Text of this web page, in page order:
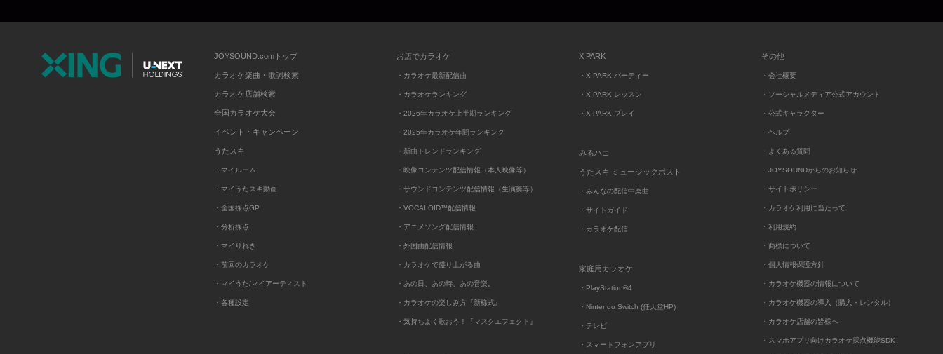
JOYSOUND.comトップ
カラオケ楽曲・歌詞検索
カラオケ店舗検索
全国カラオケ大会
イベント・キャンペーン
うたスキ
・マイルーム
・マイうたスキ動画
・全国採点GP
・分析採点
・マイりれき
・前回のカラオケ
・マイうた/マイアーティスト
・各種設定
お店でカラオケ
・カラオケ最新配信曲
・カラオケランキング
・2026年カラオケ上半期ランキング
・2025年カラオケ年間ランキング
・新曲トレンドランキング
・映像コンテンツ配信情報（本人映像等）
・サウンドコンテンツ配信情報（生演奏等）
・VOCALOID™配信情報
・アニメソング配信情報
・外国曲配信情報
・カラオケで盛り上がる曲
・あの日、あの時、あの音楽。
・カラオケの楽しみ方『新様式』
・気持ちよく歌おう！『マスクエフェクト』
X PARK
・X PARK パーティー
・X PARK レッスン
・X PARK プレイ
みるハコ
うたスキ ミュージックポスト
・みんなの配信中楽曲
・サイトガイド
・カラオケ配信
家庭用カラオケ
・PlayStation®4
・Nintendo Switch (任天堂HP)
・テレビ
・スマートフォンアプリ
その他
・会社概要
・ソーシャルメディア公式アカウント
・公式キャラクター
・ヘルプ
・よくある質問
・JOYSOUNDからのお知らせ
・サイトポリシー
・カラオケ利用に当たって
・利用規約
・商標について
・個人情報保護方針
・カラオケ機器の情報について
・カラオケ機器の導入（購入・レンタル）
・カラオケ店舗の皆様へ
・スマホアプリ向けカラオケ採点機能SDK